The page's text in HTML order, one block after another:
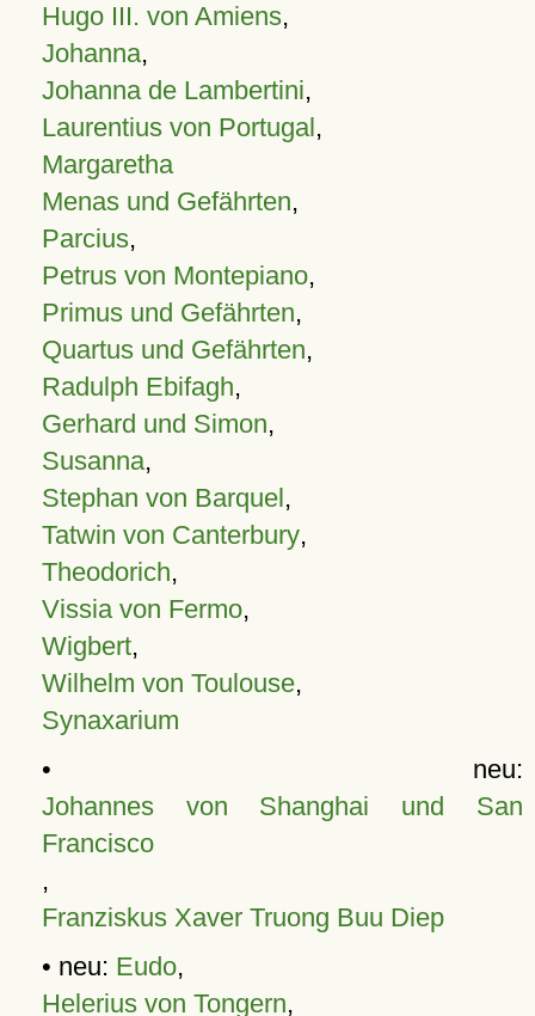
Hugo III. von Amiens,
Johanna,
Johanna de Lambertini,
Laurentius von Portugal,
Margaretha
Menas und Gefährten,
Parcius,
Petrus von Montepiano,
Primus und Gefährten,
Quartus und Gefährten,
Radulph Ebifagh,
Gerhard und Simon,
Susanna,
Stephan von Barquel,
Tatwin von Canterbury,
Theodorich,
Vissia von Fermo,
Wigbert,
Wilhelm von Toulouse,
Synaxarium
• neu:
Johannes von Shanghai und San
Francisco
,
Franziskus Xaver Truong Buu Diep
• neu: Eudo,
Helerius von Tongern,